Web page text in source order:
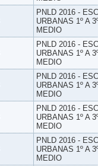
PNLD 2016 -
URBANAS 1º A
MEDIO
PNLD 2016 -
URBANAS 1º A
MEDIO
PNLD 2016 -
URBANAS 1º A
MEDIO
PNLD 2016 -
URBANAS 1º A
MEDIO
PNLD 2016 -
URBANAS 1º A
MEDIO